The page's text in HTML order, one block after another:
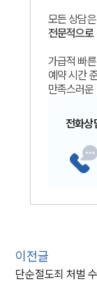
모든 상담
전문적으
가급적 빠
예약 시간
만족스러
전화상
이전글
단순절도죄 처벌